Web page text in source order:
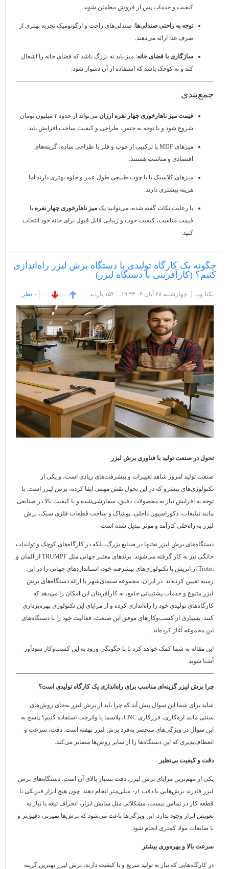
کیفیت و خدمات پس از فروش مطمئن شوید.
توجه به راحتی صندلی‌ها: صندلی‌های راحت و ارگونومیک تجربه بهتری از
صرف غذا ارائه می‌دهند.
سازگاری با فضای خانه: میز باید نه بزرگ باشد که فضای خانه را اشغال
کند و نه کوچک باشد که استفاده از آن دشوار شود.
جمع‌بندی
قیمت میز ناهارخوری چهار نفره ارزان
می‌تواند از حدود ۲ میلیون تومان
شروع شود و با توجه به جنس، طراحی و کیفیت ساخت افزایش یابد.
میزهای MDF یا ترکیبی از چوب و فلز با طراحی ساده، گزینه‌های
اقتصادی و مناسب هستند.
میزهای کلاسیک یا با چوب طبیعی طول عمر و جلوه بهتری دارند اما
هزینه بیشتری دارند.
با رعایت نکات گفته شده، می‌توانید یک میز ناهارخوری چهار نفره با
قیمت مناسب، کیفیت خوب و زیبایی قابل قبول برای خانه خود انتخاب
کنید.
چگونه یک کارگاه تولیدی با دستگاه برش لیزر راه‌اندازی
کنیم؟ (کارآفرینی با دستگاه لیزر)
یکتا وب چهارشنبه ۲۸ آبان ۰۴ ۱۹:۴۳ ۱۵۲ بازديد ۰ ۰ ۰ نظر
تحول در صنعت تولید با فناوری برش لیزر
صنعت تولید امروز شاهد تغییرات و پیشرفت‌های زیادی است، و یکی از
تکنولوژی‌های پیشرو که در این تحول نقش مهمی ایفا کرده، برش لیزر است. با
توجه به افزایش نیاز به محصولات دقیق، سفارشی‌شده و با کیفیت بالا در صنایعی
مانند تبلیغات، دکوراسیون داخلی، پوشاک و ساخت قطعات فلزی سبک، برش
لیزر به راه‌حلی کارآمد و موثر تبدیل شده است.
دستگاه‌های برش لیزر نه‌تنها در صنایع بزرگ، بلکه در کارگاه‌های کوچک و تولیدات
خانگی نیز به کار گرفته می‌شوند. برندهای معتبر جهانی مثل TRUMPF از آلمان و
Trotec از اتریش با تکنولوژی‌های پیشرفته خود، استانداردهای جهانی را در این
زمینه تعیین کرده‌اند. در ایران، مجموعه سیمای‌شهر با ارائه دستگاه‌های برش
لیزر متنوع و خدمات پشتیبانی جامع، به کارآفرینان این امکان را می‌دهد که
کارگاه‌های تولیدی خود را راه‌اندازی کرده و از مزایای این تکنولوژی بهره‌برداری
کنند. بسیاری از کسب‌وکارهای موفق این صنعت، فعالیت خود را با دستگاه‌های
این مجموعه آغاز کرده‌اند.
این مقاله به شما کمک خواهد کرد تا با چگونگی ورود به این کسب‌وکار سودآور
آشنا شوید.
چرا برش لیزر گزینه‌ای مناسب برای راه‌اندازی یک کارگاه تولیدی است؟
شاید برای شما این سوال پیش آید که چرا باید از برش لیزر به‌جای روش‌های
سنتی مانند اره‌کاری، فرزکاری CNC، پلاسما یا واترجت استفاده کنیم؟ پاسخ به
این سوال در ویژگی‌های منحصر به‌فرد برش لیزر نهفته است: دقت، سرعت و
انعطاف‌پذیری که این دستگاه‌ها را از سایر روش‌ها متمایز می‌کند.
دقت و کیفیت بی‌نظیر
یکی از مهم‌ترین مزایای برش لیزر، دقت بسیار بالای آن است. دستگاه‌های برش
لیزر قادرند برش‌هایی با دقت ۰٫۱ میلی‌متر انجام دهند. چون هیچ ابزار فیزیکی با
قطعه کار در تماس نیست، مشکلاتی مثل سایش ابزار، انحراف تیغه یا نیاز به
تعویض ابزار وجود ندارد. این ویژگی‌ها باعث می‌شود که برش‌ها تمیزتر، دقیق‌تر و
با ضایعات مواد کمتری انجام شود.
سرعت بالا و بهره‌وری بیشتر
در کارگاه‌هایی که نیاز به تولید سریع و با کیفیت دارند، برش لیزر بهترین گزینه